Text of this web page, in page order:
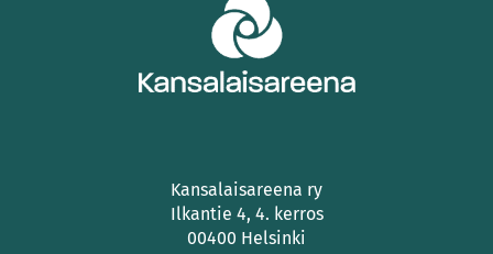
Kansalaisareena ry
Ilkantie 4, 4. kerros
00400 Helsinki